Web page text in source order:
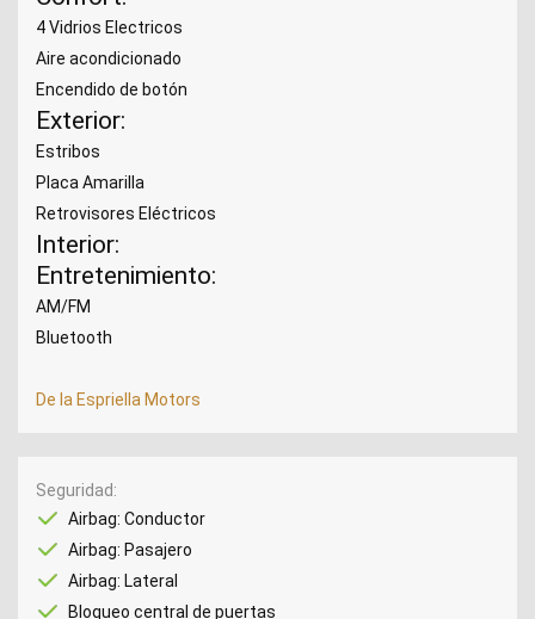
4 Vidrios Electricos
Aire acondicionado
Encendido de botón
Exterior:
Estribos
Placa Amarilla
Retrovisores Eléctricos
Interior:
Entretenimiento:
AM/FM
Bluetooth
De la Espriella Motors
Seguridad
Airbag: Conductor
Airbag: Pasajero
Airbag: Lateral
Bloqueo central de puertas